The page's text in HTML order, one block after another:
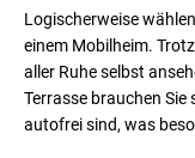
Logischerweise
einem Mobilheim.
aller Ruhe selbst
Terrasse brauchen Sie
autofrei sind, was